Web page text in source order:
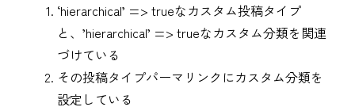
‘hierarchical’ => trueなカスタム投稿タイプ
と、’hierarchical’ => trueなカスタム分類を関連
づけている
その投稿タイプパーマリンクにカスタム分類を
設定している